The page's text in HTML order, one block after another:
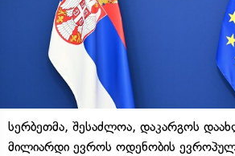
სერბეთმა, შესაძლოა, დაკარგოს
მილიარდი ევროს ოდენობის